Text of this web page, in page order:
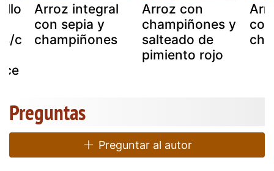
c
Arroz integral
con sepia y
champiñones
Arroz con
champiñones y
salteado de
pimiento rojo
con
Preguntas
Preguntar al autor